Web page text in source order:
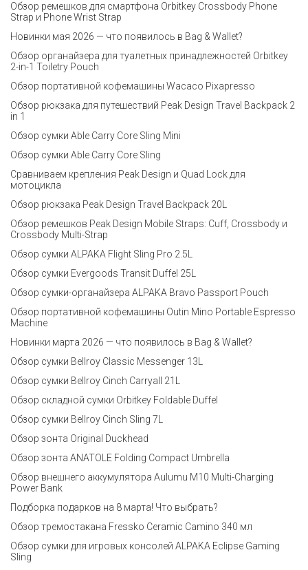
Обзор ремешков для смартфона Orbitkey Crossbody Phone
Strap и Phone Wrist Strap
Новинки мая 2026 — что появилось в Bag & Wallet?
Обзор органайзера для туалетных принадлежностей Orbitkey
2-in-1 Toiletry Pouch
Обзор портативной кофемашины Wacaco Pixapresso
Обзор рюкзака для путешествий Peak Design Travel Backpack 2
in 1
Обзор сумки Able Carry Core Sling Mini
Обзор сумки Able Carry Core Sling
Сравниваем крепления Peak Design и Quad Lock для
мотоцикла
Обзор рюкзака Peak Design Travel Backpack 20L
Обзор ремешков Peak Design Mobile Straps: Cuff, Crossbody и
Crossbody Multi-Strap
Обзор сумки ALPAKA Flight Sling Pro 2.5L
Обзор сумки Evergoods Transit Duffel 25L
Обзор сумки-органайзера ALPAKA Bravo Passport Pouch
Обзор портативной кофемашины Outin Mino Portable Espresso
Machine
Новинки марта 2026 — что появилось в Bag & Wallet?
Обзор сумки Bellroy Classic Messenger 13L
Обзор сумки Bellroy Cinch Carryall 21L
Обзор складной сумки Orbitkey Foldable Duffel
Обзор сумки Bellroy Cinch Sling 7L
Обзор зонта Original Duckhead
Обзор зонта ANATOLE Folding Compact Umbrella
Обзор внешнего аккумулятора Aulumu M10 Multi-Charging
Power Bank
Подборка подарков на 8 марта! Что выбрать?
Обзор тремостакана Fressko Ceramic Camino 340 мл
Обзор сумки для игровых консолей ALPAKA Eclipse Gaming
Sling